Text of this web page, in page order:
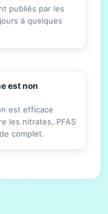
publiés par les
à quelques
est non
est efficace
les nitrates, PFAS
complet.